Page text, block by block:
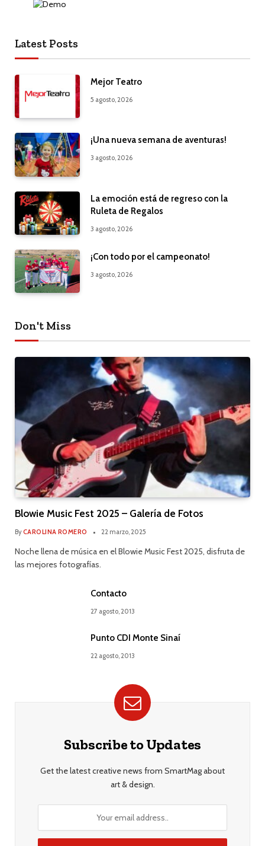
Latest Posts
Mejor Teatro
5 agosto, 2026
¡Una nueva semana de aventuras!
3 agosto, 2026
La emoción está de regreso con la
Ruleta de Regalos
3 agosto, 2026
¡Con todo por el campeonato!
3 agosto, 2026
Don't Miss
Blowie Music Fest 2025 – Galería de Fotos
ByCAROLINA ROMERO 22 marzo, 2025
Noche llena de música en el Blowie Music Fest 2025, disfruta de
las mejores fotografías.
Contacto
27 agosto, 2013
Punto CDI Monte Sinaí
22 agosto, 2013
Subscribe to Updates
Get the latest creative news from SmartMag about
art & design.